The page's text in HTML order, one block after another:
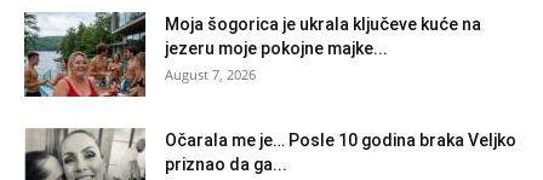
Moja šogorica je ukrala ključeve kuće na
jezeru moje pokojne majke...
August 7, 2026
Očarala me je… Posle 10 godina braka Veljko
priznao da ga...